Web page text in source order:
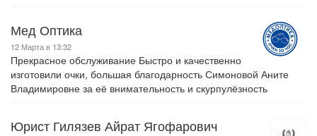
Мед Оптика
12 Марта в 13:32
Прекрасное обслуживание Быстро и качественно
изготовили очки, большая благодарность Симоновой Аните
Владимировне за её внимательность и скурпулёзность
Юрист Гилязев Айрат Ягофарович